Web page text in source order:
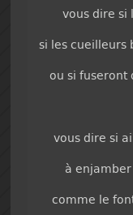
vous dire si
si les cueilleurs
ou si fuseront
vous dire si
à enjamber
comme le